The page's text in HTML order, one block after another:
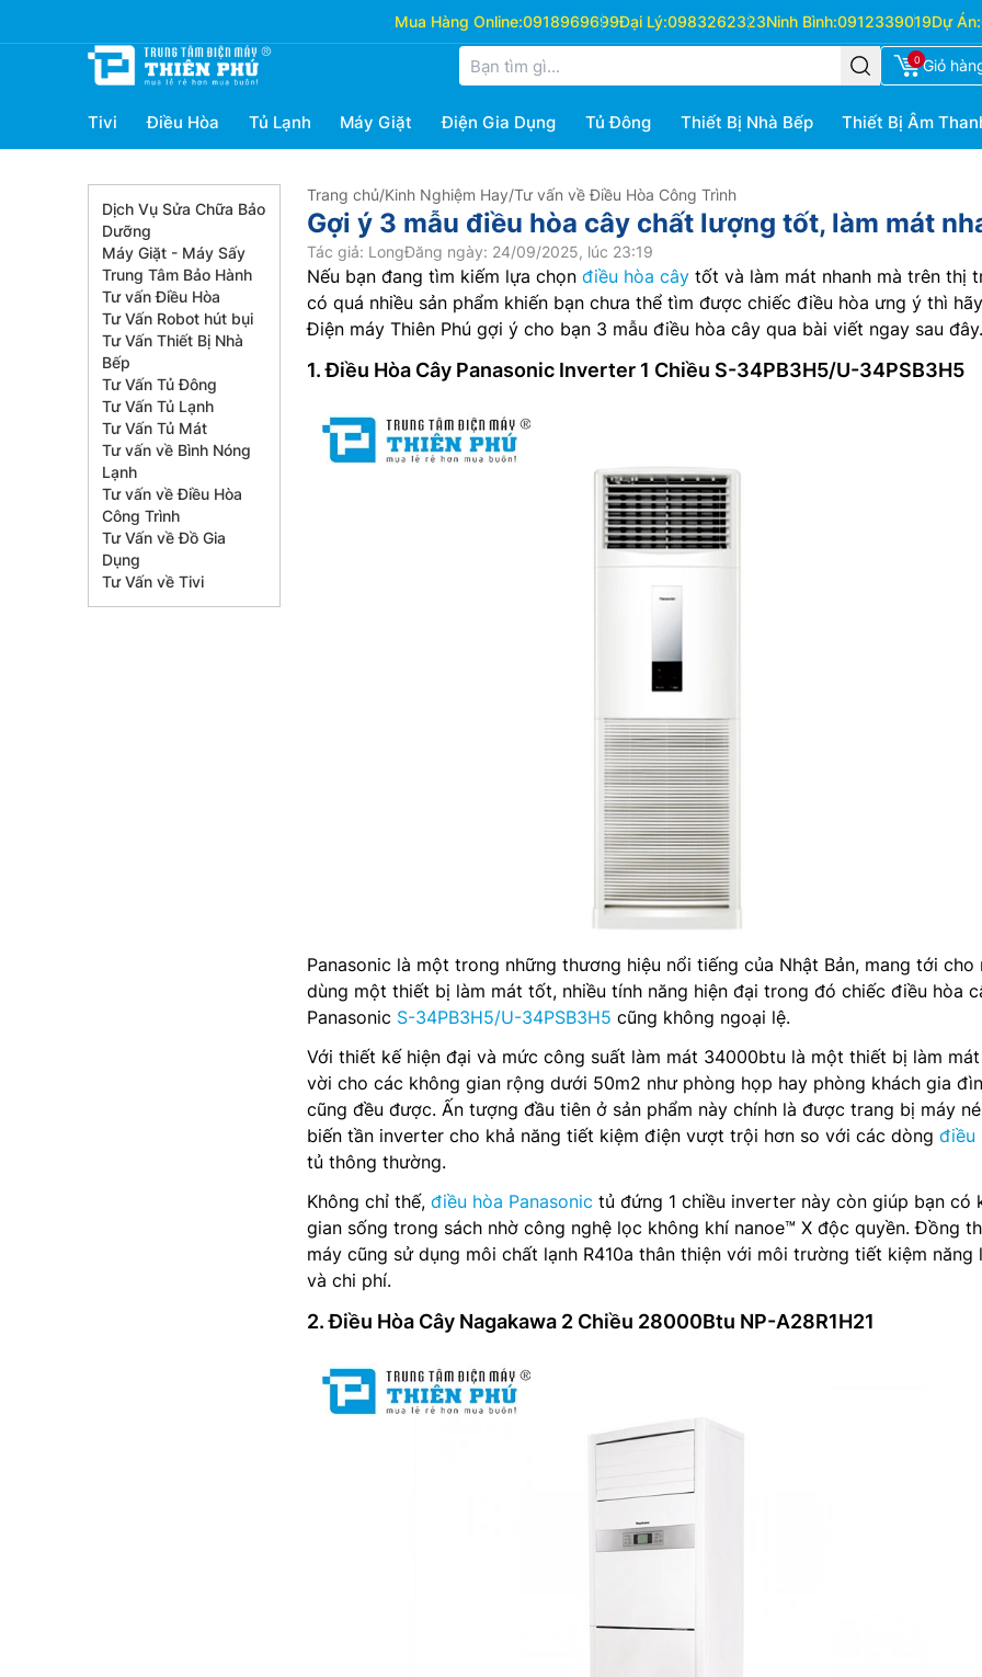
Mua Hàng Online:0918969699Đại Lý:0983262323Ninh Bình:0912339019Dự Án:
0 Giỏ
Tivi Điều Hòa Tủ Lạnh Máy Giặt Điện Gia Dụng Tủ Đông Thiết Bị Nhà Bếp Thiết Bị Âm
Dịch Vụ Sửa Chữa Bảo
Dưỡng
Máy Giặt - Máy Sấy
Trung Tâm Bảo Hành
Tư vấn Điều Hòa
Tư Vấn Robot hút bụi
Tư Vấn Thiết Bị Nhà
Bếp
Tư Vấn Tủ Đông
Tư Vấn Tủ Lạnh
Tư Vấn Tủ Mát
Tư vấn về Bình Nóng
Lạnh
Tư vấn về Điều Hòa
Công Trình
Tư Vấn về Đồ Gia
Dụng
Tư Vấn về Tivi
Trang chủ/Kinh Nghiệm Hay/Tư vấn về Điều Hòa Công Trình
Gợi ý 3 mẫu điều hòa cây chất lượng tốt, làm mát
Tác giả: LongĐăng ngày: 24/09/2025, lúc 23:19
Nếu bạn đang tìm kiếm lựa chọn điều hòa cây tốt và làm mát nhanh mà trên thị
có quá nhiều sản phẩm khiến bạn chưa thể tìm được chiếc điều hòa ưng ý thì
Điện máy Thiên Phú gợi ý cho bạn 3 mẫu điều hòa cây qua bài viết ngay sau đây.
1. Điều Hòa Cây Panasonic Inverter 1 Chiều S-34PB3H5/U-34PSB3H5
Panasonic là một trong những thương hiệu nổi tiếng của Nhật Bản, mang tới cho
dùng một thiết bị làm mát tốt, nhiều tính năng hiện đại trong đó chiếc điều hòa
Panasonic S-34PB3H5/U-34PSB3H5 cũng không ngoại lệ.
Với thiết kế hiện đại và mức công suất làm mát 34000btu là một thiết bị làm
vời cho các không gian rộng dưới 50m2 như phòng họp hay phòng khách gia
cũng đều được. Ấn tượng đầu tiên ở sản phẩm này chính là được trang bị máy
biến tần inverter cho khả năng tiết kiệm điện vượt trội hơn so với các dòng điều
tủ thông thường.
Không chỉ thế, điều hòa Panasonic tủ đứng 1 chiều inverter này còn giúp bạn có
gian sống trong sách nhờ công nghệ lọc không khí nanoe™ X độc quyền. Đồng
máy cũng sử dụng môi chất lạnh R410a thân thiện với môi trường tiết kiệm năng
và chi phí.
2. Điều Hòa Cây Nagakawa 2 Chiều 28000Btu NP-A28R1H21